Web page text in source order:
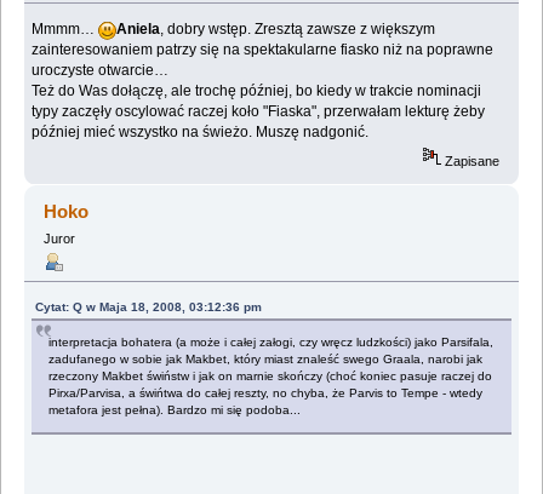
Mmmm… Aniela, dobry wstęp. Zresztą zawsze z większym
zainteresowaniem patrzy się na spektakularne fiasko niż na poprawne
uroczyste otwarcie…
Też do Was dołączę, ale trochę później, bo kiedy w trakcie nominacji
typy zaczęły oscylować raczej koło "Fiaska", przerwałam lekturę żeby
później mieć wszystko na świeżo. Muszę nadgonić.
Zapisane
Hoko
Juror
Cytat: Q w Maja 18, 2008, 03:12:36 pm
interpretacja bohatera (a może i całej załogi, czy wręcz ludzkości) jako Parsifala,
zadufanego w sobie jak Makbet, który miast znaleść swego Graala, narobi jak
rzeczony Makbet świństw i jak on marnie skończy (choć koniec pasuje raczej do
Pirxa/Parvisa, a świńtwa do całej reszty, no chyba, że Parvis to Tempe - wtedy
metafora jest pełna). Bardzo mi się podoba...